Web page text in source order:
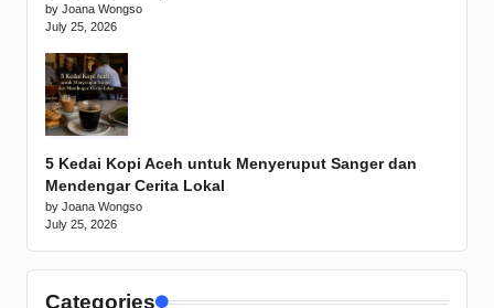
by Joana Wongso
July 25, 2026
5 Kedai Kopi Aceh untuk Menyeruput Sanger dan
Mendengar Cerita Lokal
by Joana Wongso
July 25, 2026
Categories